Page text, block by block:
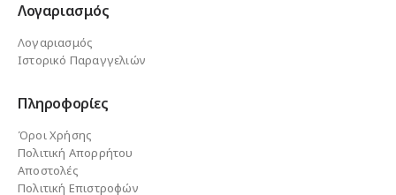
Λογαριασμός
Λογαριασμός
Ιστορικό Παραγγελιών
Πληροφορίες
Όροι Χρήσης
Πολιτική Απορρήτου
Αποστολές
Πολιτική Επιστροφών